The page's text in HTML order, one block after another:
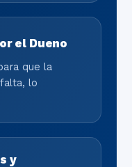
el Dueno
que la
lo
y